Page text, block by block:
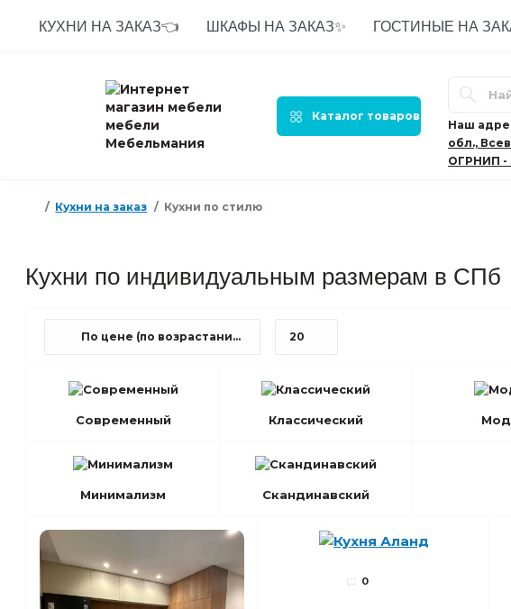
КУХНИ НА ЗАКАЗ👈 ШКАФЫ НА ЗАКАЗ✨ ГОСТИНЫЕ НА
Каталог товаров
Наш
обл.,
ОГРНИП -
Кухни на заказ Кухни по стилю
Кухни по индивидуальным размерам в СПб
Современный Классический
Минимализм Скандинавский
0